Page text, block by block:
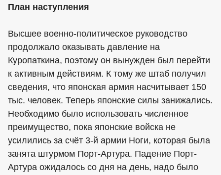
План наступления
Высшее военно-политическое руководство
продолжало оказывать давление на
Куропаткина, поэтому он вынужден был перейти
к активным действиям. К тому же штаб получил
сведения, что японская армия насчитывает 150
тыс. человек. Теперь японские силы занижались.
Необходимо было использовать численное
преимущество, пока японские войска не
усилились за счёт 3-й армии Ноги, которая была
занята штурмом Порт-Артура. Падение Порт-
Артура ожидалось со дня на день, надо было